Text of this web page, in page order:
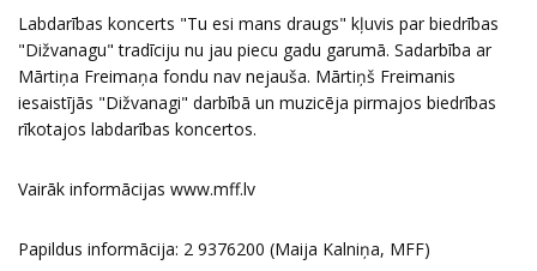
Labdarības koncerts "Tu esi mans draugs" kļuvis par biedrības
"Dižvanagu" tradīciju nu jau piecu gadu garumā. Sadarbība ar
Mārtiņa Freimaņa fondu nav nejauša. Mārtiņš Freimanis
iesaistījās "Dižvanagi" darbībā un muzicēja pirmajos biedrības
rīkotajos labdarības koncertos.
Vairāk informācijas www.mff.lv
Papildus informācija: 2 9376200 (Maija Kalniņa, MFF)